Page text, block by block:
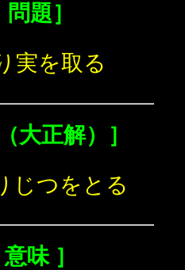
問題］
実を取る
大正解）］
じつをとる
意味 ］